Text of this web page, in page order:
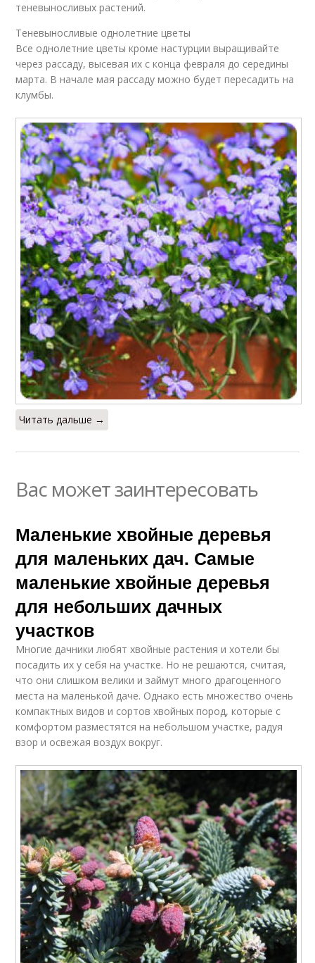
теневыносливых растений.
Теневыносливые однолетние цветы
Все однолетние цветы кроме настурции выращивайте
через рассаду, высевая их с конца февраля до середины
марта. В начале мая рассаду можно будет пересадить на
клумбы.
Читать дальше →
Вас может заинтересовать
Маленькие хвойные деревья
для маленьких дач. Самые
маленькие хвойные деревья
для небольших дачных
участков
Многие дачники любят хвойные растения и хотели бы
посадить их у себя на участке. Но не решаются, считая,
что они слишком велики и займут много драгоценного
места на маленькой даче. Однако есть множество очень
компактных видов и сортов хвойных пород, которые с
комфортом разместятся на небольшом участке, радуя
взор и освежая воздух вокруг.